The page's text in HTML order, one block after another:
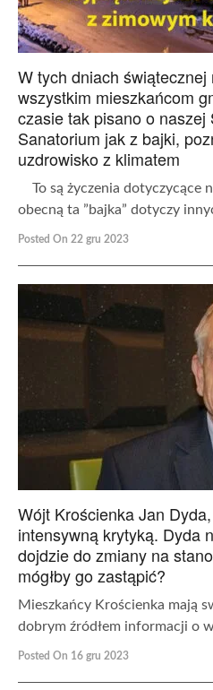
W tych dniach
wszystkim mieszkańcom
czasie tak pisano o
Sanatorium jak z bajki,
uzdrowisko z klimatem
To są życzenia dotyczycące
obecną ta ”bajka” dotyczy
Posted On 22 gru 2023
Wójt Krościenka Jan
intensywną krytyką. Dyda
dojdzie do zmiany na
mógłby go zastąpić?
Mieszkańcy Krościenka mają
dobrym źródłem informacji o
Posted On 16 gru 2023